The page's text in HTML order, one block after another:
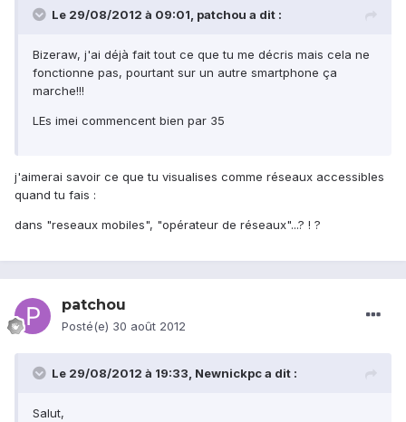
Le 29/08/2012 à 09:01, patchou a dit :
Bizeraw, j'ai déjà fait tout ce que tu me décris mais cela ne
fonctionne pas, pourtant sur un autre smartphone ça
marche!!!
LEs imei commencent bien par 35
j'aimerai savoir ce que tu visualises comme réseaux accessibles
quand tu fais :
dans "reseaux mobiles", "opérateur de réseaux"...? ! ?
patchou
Posté(e) 30 août 2012
Le 29/08/2012 à 19:33, Newnickpc a dit :
Salut,